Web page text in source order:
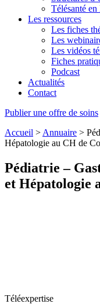
Télésanté
Les ressources
Les fiches
Les
Les vidéos
Fiches
Podcast
Actualités
Contact
Publier une offre de soins
Accueil > Annuaire >
Hépatologie au CH de
Pédiatrie –
et Hépatologie
Téléexpertise